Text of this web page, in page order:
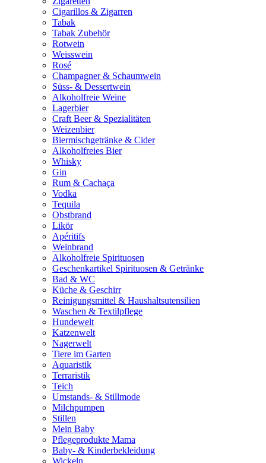
Cigarillos & Zigarren
Tabak
Tabak Zubehör
Rotwein
Weisswein
Rosé
Champagner & Schaumwein
Süss- & Dessertwein
Alkoholfreie Weine
Lagerbier
Craft Beer & Spezialitäten
Weizenbier
Biermischgetränke & Cider
Alkoholfreies Bier
Whisky
Gin
Rum & Cachaça
Vodka
Tequila
Obstbrand
Likör
Apéritifs
Weinbrand
Alkoholfreie Spirituosen
Geschenkartikel Spirituosen & Getränke
Bad & WC
Küche & Geschirr
Reinigungsmittel & Haushaltsutensilien
Waschen & Textilpflege
Hundewelt
Katzenwelt
Nagerwelt
Tiere im Garten
Aquaristik
Terraristik
Teich
Umstands- & Stillmode
Milchpumpen
Stillen
Mein Baby
Pflegeprodukte Mama
Baby- & Kinderbekleidung
Wickeln